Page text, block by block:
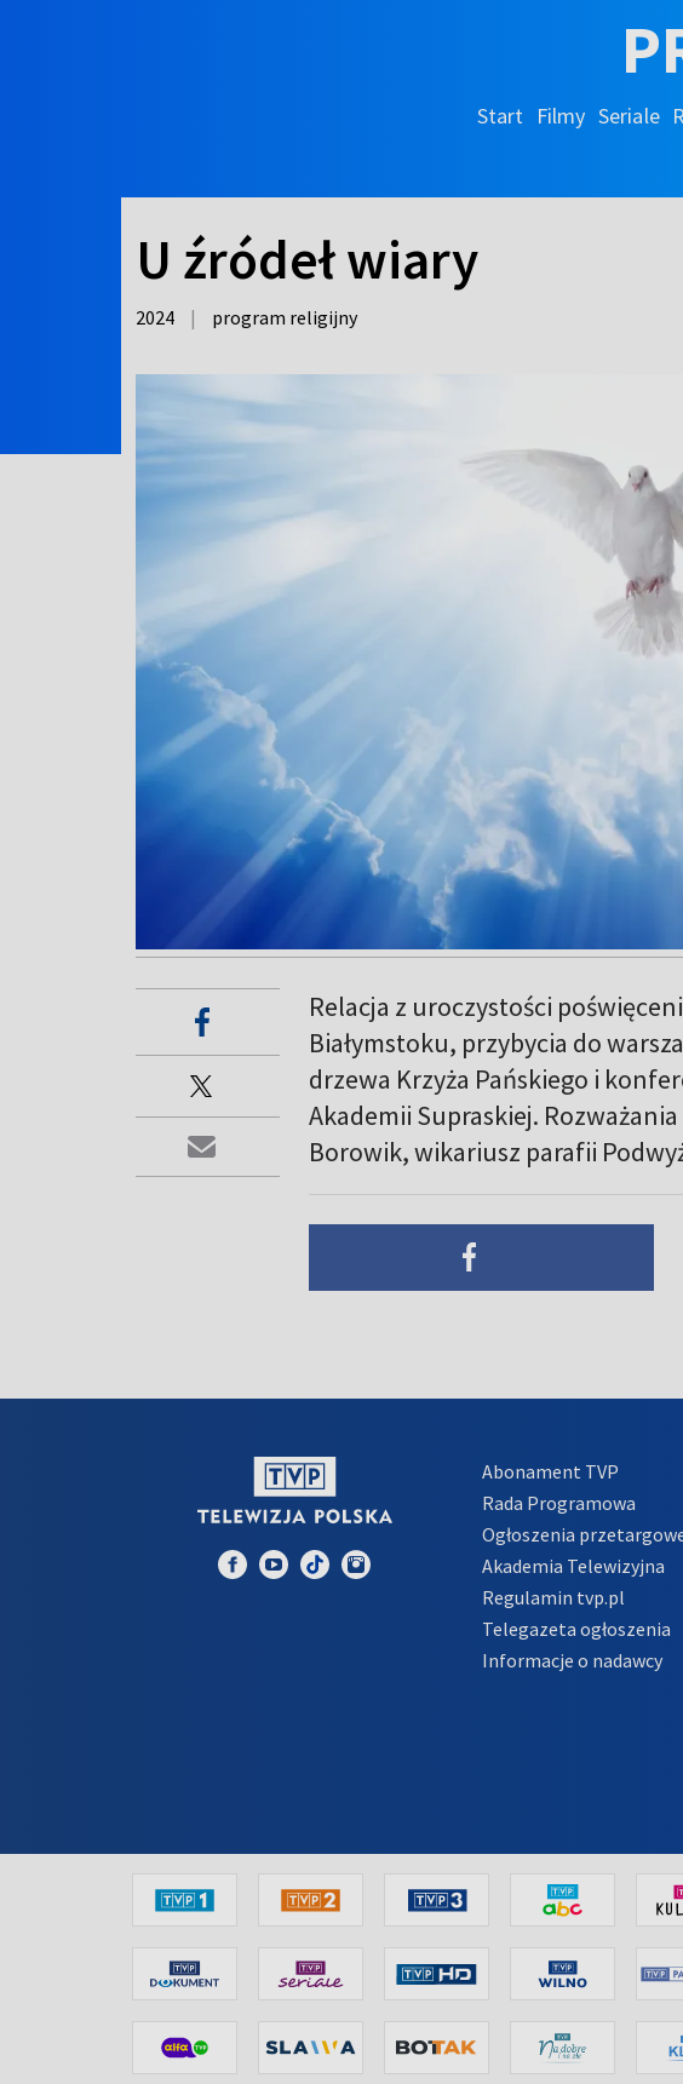
Start Filmy Seriale
U źródeł wiary
2024 | program religijny
Relacja z uroczystości
Białymstoku, przybycia do
drzewa Krzyża Pańskiego i
Akademii Supraskiej.
Borowik, wikariusz parafii
Abonament TVP
Rada Programowa
Ogłoszenia
Akademia Telewizyjna
Regulamin tvp.pl
Telegazeta ogłoszenia
Informacje o nadawcy